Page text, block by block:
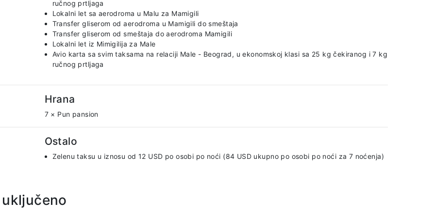
ručnog prtljaga
Lokalni let sa aerodroma u Malu za Mamigili
Transfer gliserom od aerodroma u Mamigili do smeštaja
Transfer gliserom od smeštaja do aerodroma Mamigili
Lokalni let iz Mimigilija za Male
Avio karta sa svim taksama na relaciji Male - Beograd, u ekonomskoj klasi sa 25 kg čekiranog i 7 kg
ručnog prtljaga
Hrana
7 × Pun pansion
Ostalo
Zelenu taksu u iznosu od 12 USD po osobi po noći (84 USD ukupno po osobi po noći za 7 noćenja)